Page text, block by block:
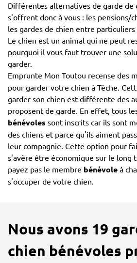
Différentes alternatives de garde de
s'offrent donc à vous : les pensions/
les gardes de chien entre
Le chien est un animal qui ne peut
pourquoi il vous faut trouver une
garder.
Emprunte Mon Toutou recense des
pour garder votre chien à Têche.
garder son chien est différente des
proposent de garde. En effet, tous
bénévoles sont inscrits car ils sont
des chiens et parce qu'ils aiment
leur compagnie. Cette option pour
s'avère être économique sur le long
payez pas le membre bénévole à
s'occuper de votre chien.
Nous avons 19
chien bénévoles